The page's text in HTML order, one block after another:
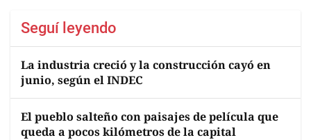
Seguí leyendo
La industria creció y la construcción cayó en
junio, según el INDEC
El pueblo salteño con paisajes de película que
queda a pocos kilómetros de la capital